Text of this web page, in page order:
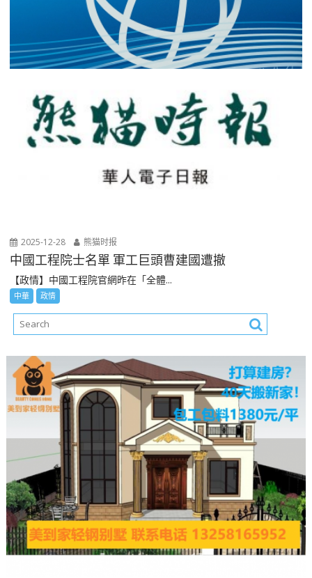
2025-12-28 熊猫时报
中國工程院士名單 軍工巨頭曹建國遭撤
【政情】中國工程院官網昨在「全體...
中華 政情